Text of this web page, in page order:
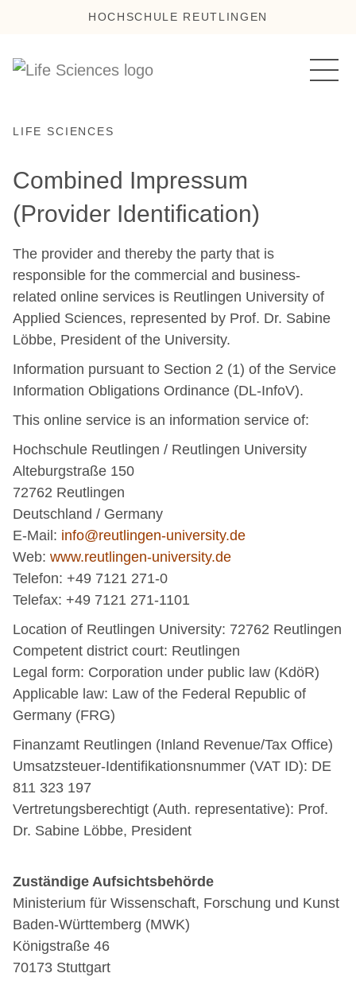
HOCHSCHULE REUTLINGEN
LIFE SCIENCES
Combined Impressum
(Provider Identification)
The provider and thereby the party that is
responsible for the commercial and business-
related online services is Reutlingen University of
Applied Sciences, represented by Prof. Dr. Sabine
Löbbe, President of the University.
Information pursuant to Section 2 (1) of the Service
Information Obligations Ordinance (DL-InfoV).
This online service is an information service of:
Hochschule Reutlingen / Reutlingen University
Alteburgstraße 150
72762 Reutlingen
Deutschland / Germany
E-Mail: info@reutlingen-university.de
Web: www.reutlingen-university.de
Telefon: +49 7121 271-0
Telefax: +49 7121 271-1101
Location of Reutlingen University: 72762 Reutlingen
Competent district court: Reutlingen
Legal form: Corporation under public law (KdöR)
Applicable law: Law of the Federal Republic of
Germany (FRG)
Finanzamt Reutlingen (Inland Revenue/Tax Office)
Umsatzsteuer-Identifikationsnummer (VAT ID): DE
811 323 197
Vertretungsberechtigt (Auth. representative): Prof.
Dr. Sabine Löbbe, President
Zuständige Aufsichtsbehörde
Ministerium für Wissenschaft, Forschung und Kunst
Baden-Württemberg (MWK)
Königstraße 46
70173 Stuttgart